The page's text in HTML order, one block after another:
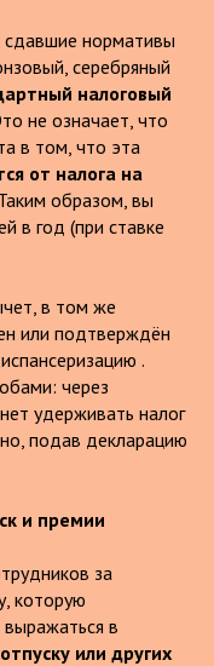
нормативы
серебряный
налоговый
не означает, что
в том, что эта
от налога на
образом, вы
в год (при ставке
в том же
или подтверждён
.
через
удерживать налог
подав декларацию
и премии
за
которую
в
или других